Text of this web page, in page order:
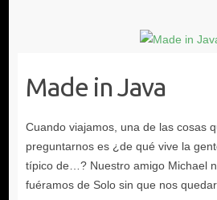
Made in Java